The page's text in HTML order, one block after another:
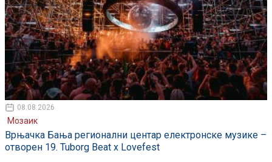
08.08.2026
Мозаик
Врњачка Бања регионални центар електронске музике –
отворен 19. Tuborg Beat x Lovefest